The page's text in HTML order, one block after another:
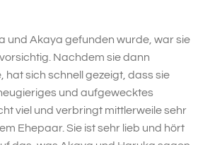
und Akaya gefunden wurde, war sie
Nachdem sie dann
hat sich schnell gezeigt, dass sie
und aufgewecktes
viel und verbringt mittlerweile sehr
Ehepaar. Sie ist sehr lieb und hört